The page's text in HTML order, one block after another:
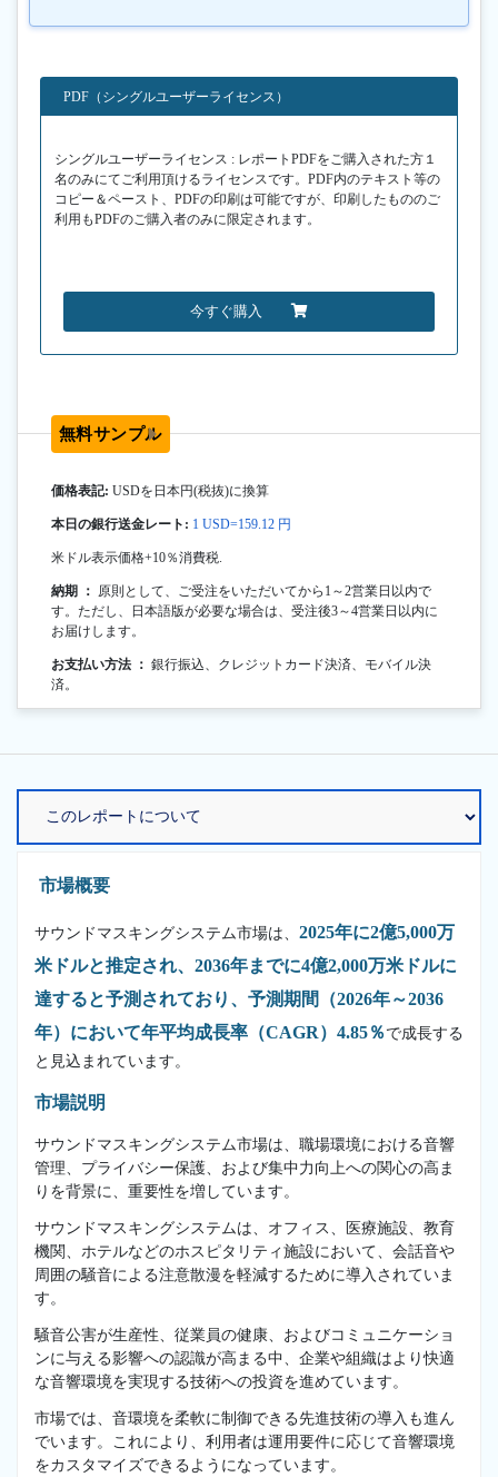
PDF（シングルユーザーライセンス）
シングルユーザーライセンス : レポートPDFをご購入された方１
名のみにてご利用頂けるライセンスです。PDF内のテキスト等の
コピー＆ペースト、PDFの印刷は可能ですが、印刷したもののご
利用もPDFのご購入者のみに限定されます。
今すぐ購入
無料サンプル
価格表記: USDを日本円(税抜)に換算
本日の銀行送金レート: 1 USD=159.12 円
米ドル表示価格+10％消費税.
納期 ： 原則として、ご受注をいただいてから1～2営業日以内で
す。ただし、日本語版が必要な場合は、受注後3～4営業日以内に
お届けします。
お支払い方法 ： 銀行振込、クレジットカード決済、モバイル決
済。
市場概要
サウンドマスキングシステム市場は、 2025年に2億5,000万
米ドルと推定され、2036年までに4億2,000万米ドルに
達すると予測されており、予測期間（2026年～2036
年）において年平均成長率（CAGR）4.85％ で成長する
と見込まれています。
市場説明
サウンドマスキングシステム市場は、職場環境における音響
管理、プライバシー保護、および集中力向上への関心の高ま
りを背景に、重要性を増しています。
サウンドマスキングシステムは、オフィス、医療施設、教育
機関、ホテルなどのホスピタリティ施設において、会話音や
周囲の騒音による注意散漫を軽減するために導入されていま
す。
騒音公害が生産性、従業員の健康、およびコミュニケーショ
ンに与える影響への認識が高まる中、企業や組織はより快適
な音響環境を実現する技術への投資を進めています。
市場では、音環境を柔軟に制御できる先進技術の導入も進ん
でいます。これにより、利用者は運用要件に応じて音響環境
をカスタマイズできるようになっています。